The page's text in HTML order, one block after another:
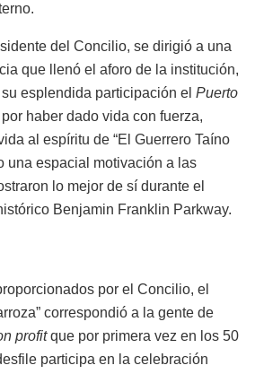
del Concilio, se dirigió a una
que llenó el aforo de la institución,
esplendida participación el Puerto
por haber dado vida con fuerza,
al espíritu de “El Guerrero Taíno
una espacial motivación a las
lo mejor de sí durante el
Benjamin Franklin Parkway.
por el Concilio, el
correspondió a la gente de
profitque por primera vez en los 50
participa en la celebración